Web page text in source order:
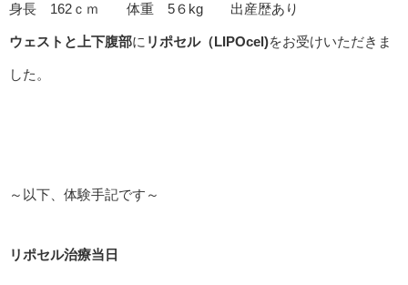
身長 162ｃｍ 体重 5６kg 出産歴あり
ウェストと上下腹部に リポセル（LIPOcel)をお受けいただきま
した。
～以下、体験手記です～
リポセル治療当日